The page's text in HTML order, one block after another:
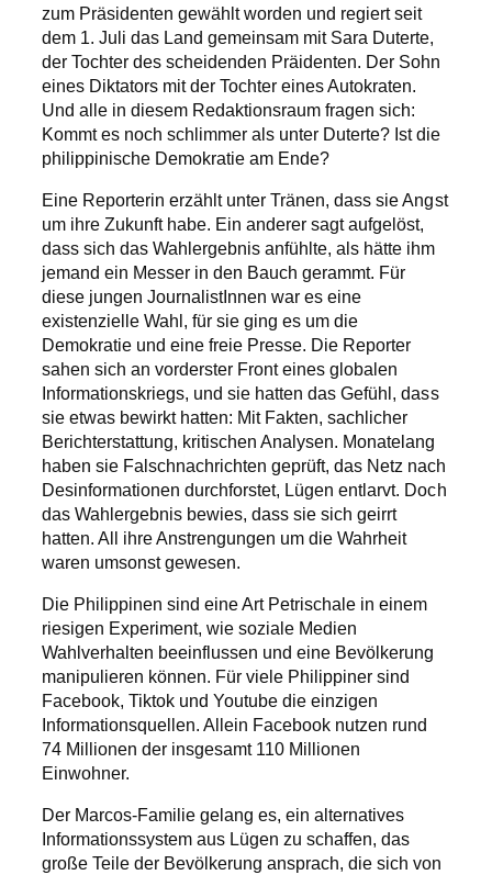
zum Präsidenten gewählt worden und regiert seit
dem 1. Juli das Land gemeinsam mit Sara Duterte,
der Tochter des scheidenden Präidenten. Der Sohn
eines Diktators mit der Tochter eines Autokraten.
Und alle in diesem Redaktionsraum fragen sich:
Kommt es noch schlimmer als unter Duterte? Ist die
philippinische Demokratie am Ende?
Eine Reporterin erzählt unter Tränen, dass sie Angst
um ihre Zukunft habe. Ein anderer sagt aufgelöst,
dass sich das Wahlergebnis anfühlte, als hätte ihm
jemand ein Messer in den Bauch gerammt. Für
diese jungen JournalistInnen war es eine
existenzielle Wahl, für sie ging es um die
Demokratie und eine freie Presse. Die Reporter
sahen sich an vorderster Front eines globalen
Informationskriegs, und sie hatten das Gefühl, dass
sie etwas bewirkt hatten: Mit Fakten, sachlicher
Berichterstattung, kritischen Analysen. Monatelang
haben sie Falschnachrichten geprüft, das Netz nach
Desinformationen durchforstet, Lügen entlarvt. Doch
das Wahlergebnis bewies, dass sie sich geirrt
hatten. All ihre Anstrengungen um die Wahrheit
waren umsonst gewesen.
Die Philippinen sind eine Art Petrischale in einem
riesigen Experiment, wie soziale Medien
Wahlverhalten beeinflussen und eine Bevölkerung
manipulieren können. Für viele Philippiner sind
Facebook, Tiktok und Youtube die einzigen
Informationsquellen. Allein Facebook nutzen rund
74 Millionen der insgesamt 110 Millionen
Einwohner.
Der Marcos-Familie gelang es, ein alternatives
Informationssystem aus Lügen zu schaffen, das
große Teile der Bevölkerung ansprach, die sich von